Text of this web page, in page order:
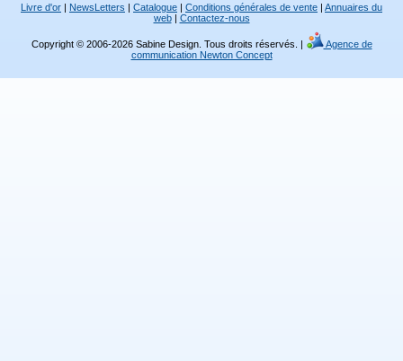
Livre d'or | NewsLetters | Catalogue | Conditions générales de vente | Annuaires du
web| Contactez-nous
Copyright © 2006-2026 Sabine Design. Tous droits réservés. |
Agence de
communication Newton Concept